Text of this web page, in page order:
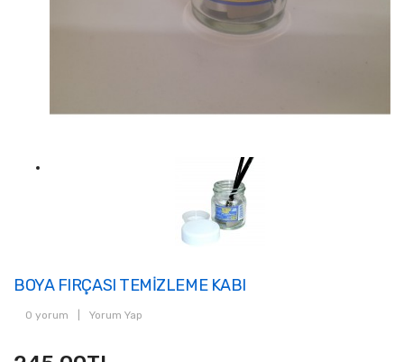
BOYA FIRÇASI TEMİZLEME KABI
0 yorum Yorum Yap